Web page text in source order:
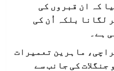
کہ ان قبروں کی
لگانا بلکہ اُن کی
ہے۔
ماہرین تعمیرات
کی جانب سے